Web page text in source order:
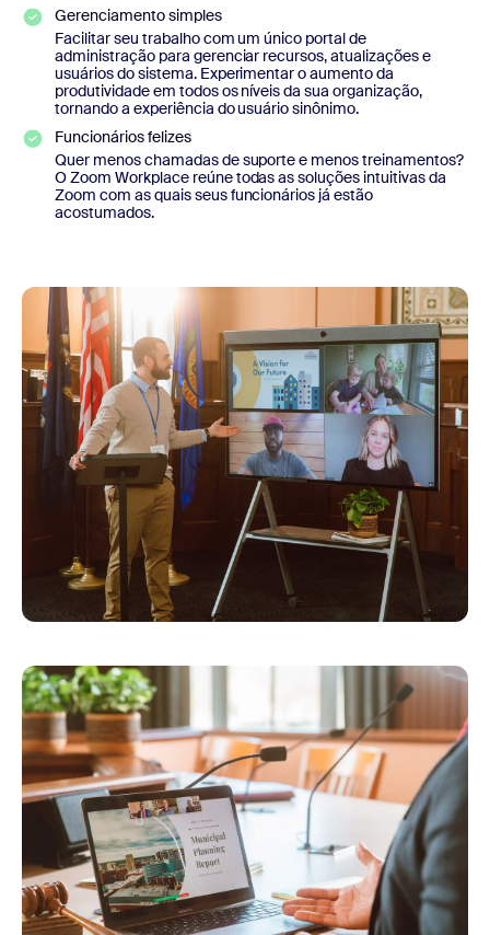
Gerenciamento simples
Facilitar seu trabalho com um único portal de
administração para gerenciar recursos, atualizações e
usuários do sistema. Experimentar o aumento da
produtividade em todos os níveis da sua organização,
tornando a experiência do usuário sinônimo.
Funcionários felizes
Quer menos chamadas de suporte e menos treinamentos?
O Zoom Workplace reúne todas as soluções intuitivas da
Zoom com as quais seus funcionários já estão
acostumados.